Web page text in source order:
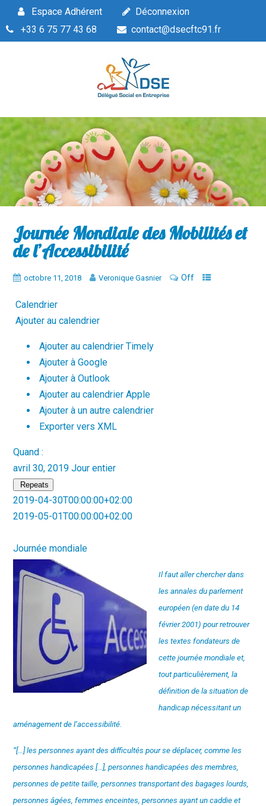
Espace Adhérent
Déconnexion
+33 6 75 77 43 68
contact@dsecftc91.fr
Journée Mondiale des Mobilités et
de l’Accessibilité
octobre 11, 2018 Veronique Gasnier Off
Calendrier
Ajouter au calendrier
Ajouter au calendrier Timely
Ajouter à Google
Ajouter à Outlook
Ajouter au calendrier Apple
Ajouter à un autre calendrier
Exporter vers XML
Quand :
avril 30, 2019Jour entier
Repeats
2019-04-30T00:00:00+02:00
2019-05-01T00:00:00+02:00
Journée mondiale
Il faut aller chercher dans
les annales du parlement
européen (en date du 14
février 2001) pour retrouver
les textes fondateurs de
cette journée mondiale et,
tout particulièrement, la
définition de la situation de
handicap nécessitant un
aménagement de l’accessibilité.
“[…] les personnes ayant des difficultés pour se déplacer, comme les
personnes handicapées […], personnes handicapées des membres,
personnes de petite taille, personnes transportant des bagages lourds,
personnes âgées, femmes enceintes, personnes ayant un caddie et